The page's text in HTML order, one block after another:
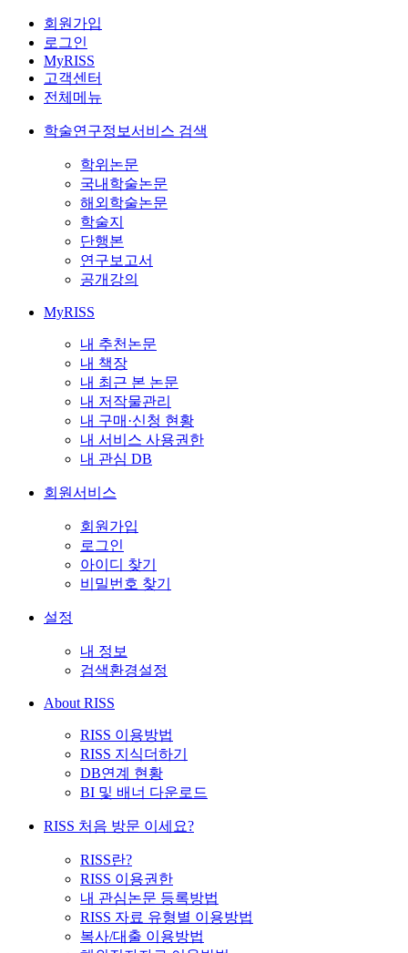
회원가입
로그인
MyRISS
고객센터
전체메뉴
학술연구정보서비스 검색
학위논문
국내학술논문
해외학술논문
학술지
단행본
연구보고서
공개강의
MyRISS
내 추천논문
내 책장
내 최근 본 논문
내 저작물관리
내 구매·신청 현황
내 서비스 사용권한
내 관심 DB
회원서비스
회원가입
로그인
아이디 찾기
비밀번호 찾기
설정
내 정보
검색환경설정
About RISS
RISS 이용방법
RISS 지식더하기
DB연계 현황
BI 및 배너 다운로드
RISS 처음 방문 이세요?
RISS란?
RISS 이용권한
내 관심논문 등록방법
RISS 자료 유형별 이용방법
복사/대출 이용방법